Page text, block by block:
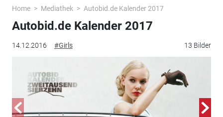
Home Mediathek Autobid.de Kalender 2017
14.12.2016 #Girls 13 Bilder
Autobid.de Kalender 2017